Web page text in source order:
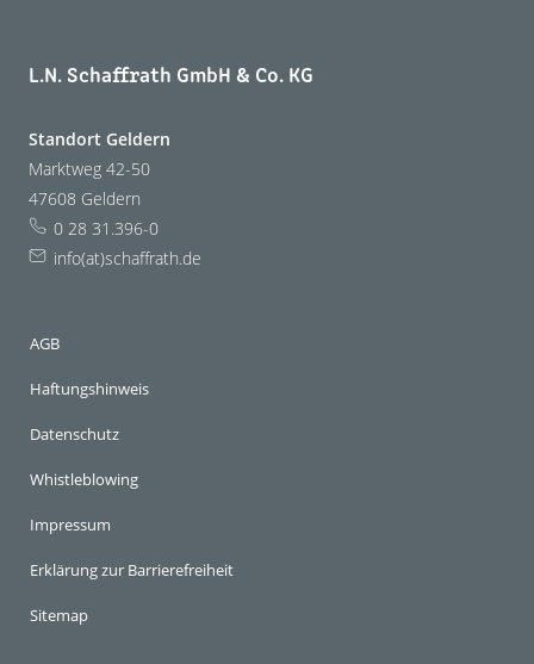
L.N. Schaffrath GmbH & Co. KG
Standort Geldern
Marktweg 42-50
47608 Geldern
0 28 31.396-0
info(at)schaffrath.de
AGB
Haftungshinweis
Datenschutz
Whistleblowing
Impressum
Erklärung zur Barrierefreiheit
Sitemap